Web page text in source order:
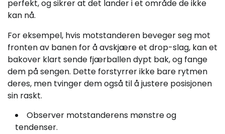
perfekt, og sikrer at det lander i et område de ikke
kan nå.
For eksempel, hvis motstanderen beveger seg mot
fronten av banen for å avskjære et drop-slag, kan et
bakover klart sende fjærballen dypt bak, og fange
dem på sengen. Dette forstyrrer ikke bare rytmen
deres, men tvinger dem også til å justere posisjonen
sin raskt.
Observer motstanderens mønstre og
tendenser.